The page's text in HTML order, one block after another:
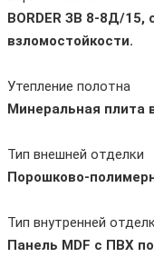
BORDER ЗВ 8-8Д/15,
взломостойкости.
Утепление полотна
Минеральная плита
Тип внешней отделки
Порошково-
Тип внутренней
Панель MDF с ПВХ